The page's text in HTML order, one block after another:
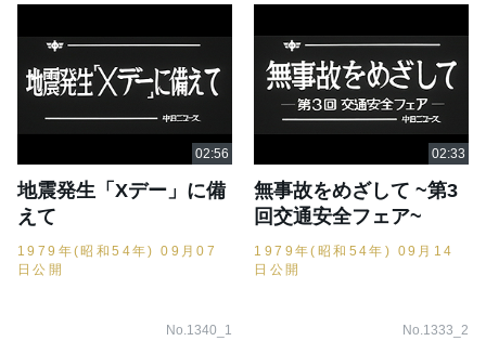
地震発生「Xデー」に備
えて
1979年(昭和54年) 09月07
日公開
無事故をめざして ~第3
回交通安全フェア~
1979年(昭和54年) 09月14
日公開
No.1340_1 No.1333_2